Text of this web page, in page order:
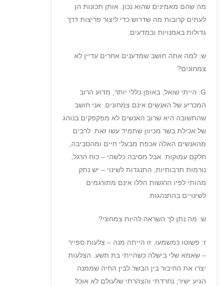
מה שהם מאמינים שהוא נכון. אותן תכונות הן
לעתים קרובות מה שדרוש כדי ליצור פריצות דרך
גדולות באמנויות ובמדעים.
ש: למה אתה חושב שמדענים אחרים עדיין לא
צמחונים?
G: הייתי שואל, באופן כללי יותר, מדוע הרוב
המכריע של האנשים אינם צמחונים. אני חושב
שהתשובה היא שרוב האנשים לא מפקפקים בנוהג
של אכילת בשר מכיוון שתמיד עשו זאת. לרבים
מהאנשים האלה אכפת מבעלי חיים ומהסביבה,
חלקם עמוקות. אבל מסיבה כלשהי – כוח הרגל,
נורמות תרבותיות, התנגדות לשינוי – יש נתק
מהותי לפיו הרגשות הללו אינם מתורגמים
לשינויים בהתנהגות.
ש: מה נתן לך השראה להיות צמחוני?
ז: פשוטו כמשמעו, זו הייתה מנה – צלעות ספייר
– שאמא שלי בישלה כשהייתי בת תשע. הצלעות
יצרו את החיבור בין הבשר לבין החיה שממנה
הגיע ישיר; נחרדתי והצהרתי שלעולם לא אוכל